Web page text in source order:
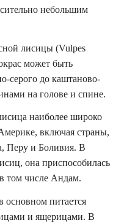
небольшим
лисицы (Vulpes
может быть
серого до каштаново-
на голове и спине.
наиболее широко
включая страны,
Перу и Боливия. В
она приспособилась
том числе Андам.
основном питается
и ящерицами. В